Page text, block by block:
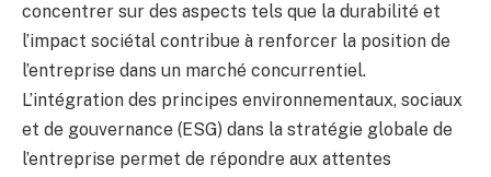
concentrer sur des aspects tels que la durabilité et
l’impact sociétal contribue à renforcer la position de
l’entreprise dans un marché concurrentiel.
L’intégration des principes environnementaux, sociaux
et de gouvernance (ESG) dans la stratégie globale de
l’entreprise permet de répondre aux attentes